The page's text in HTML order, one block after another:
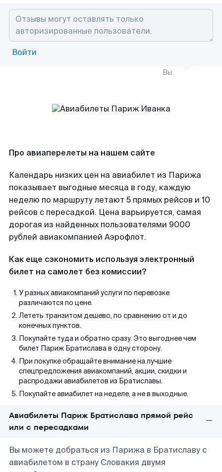
Войти
Вы
Про авиаперелеты на нашем сайте
Календарь низких цен на авиабилет из Парижа
показывает выгодные месяца в году, каждую
неделю по маршруту летают 5 прямых рейсов и 10
рейсов с пересадкой. Цена варьируется, самая
дорогая из найденных пользователями 9000
рублей авиакомпанией Аэрофлот.
Как еще сэкономить используя электронный
билет на самолет без комиссии?
У разных авиакомпаний услуги по перевозке
различаются по цене.
Лететь транзитом дешево, по сравнению от и до
конечных пунктов.
Покупайте туда и обратно сразу. Это выгоднее чем
билет Париж Братислава в одну сторону.
При покупке обращайте внимание на лучшие
спецпредложения авиакомпаний, акции, скидки и
распродажи авиабилетов из Братиславы.
Покупайте авиабилет на неделе, а не в выходные.
Авиабилеты Париж Братислава прямой рейс
или с пересадками
Вы можете добраться из Парижа в Братиславу с
авиабилетом в страну Словакия двумя